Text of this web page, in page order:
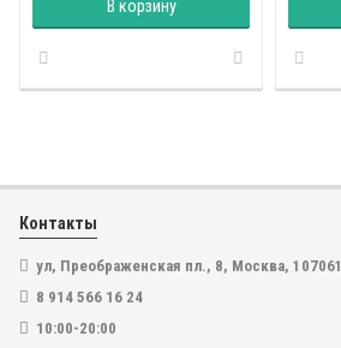
В корзину
Контакты
ул, Преображенская пл., 8, Москва, 107061
8 914 566 16 24
10:00-20:00